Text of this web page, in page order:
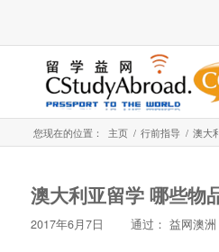
您现在的位置： 主页 / 行前指导 / 澳大
澳大利亚留学 哪些物
2017年6月7日 通过： 益网澳洲